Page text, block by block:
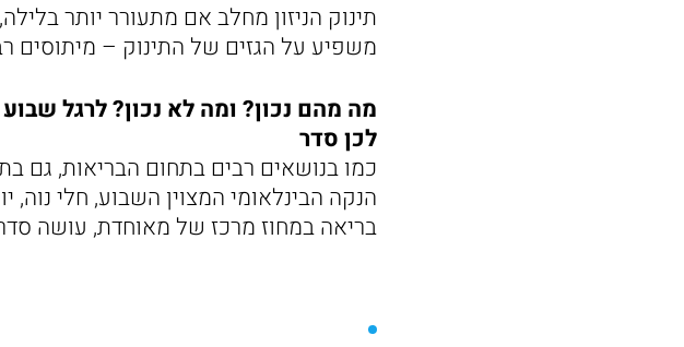
תינוק הניזון מחלב אם מתעורר יותר
משפיע על הגזים של התינוק – מיתוסים
מה מהם נכון? ומה לא נכון? לרגל
לכן סדר
כמו בנושאים רבים בתחום הבריאות, גם
הנקה הבינלאומי המצוין השבוע, חלי
בריאה במחוז מרכז של מאוחדת, עושה סדר